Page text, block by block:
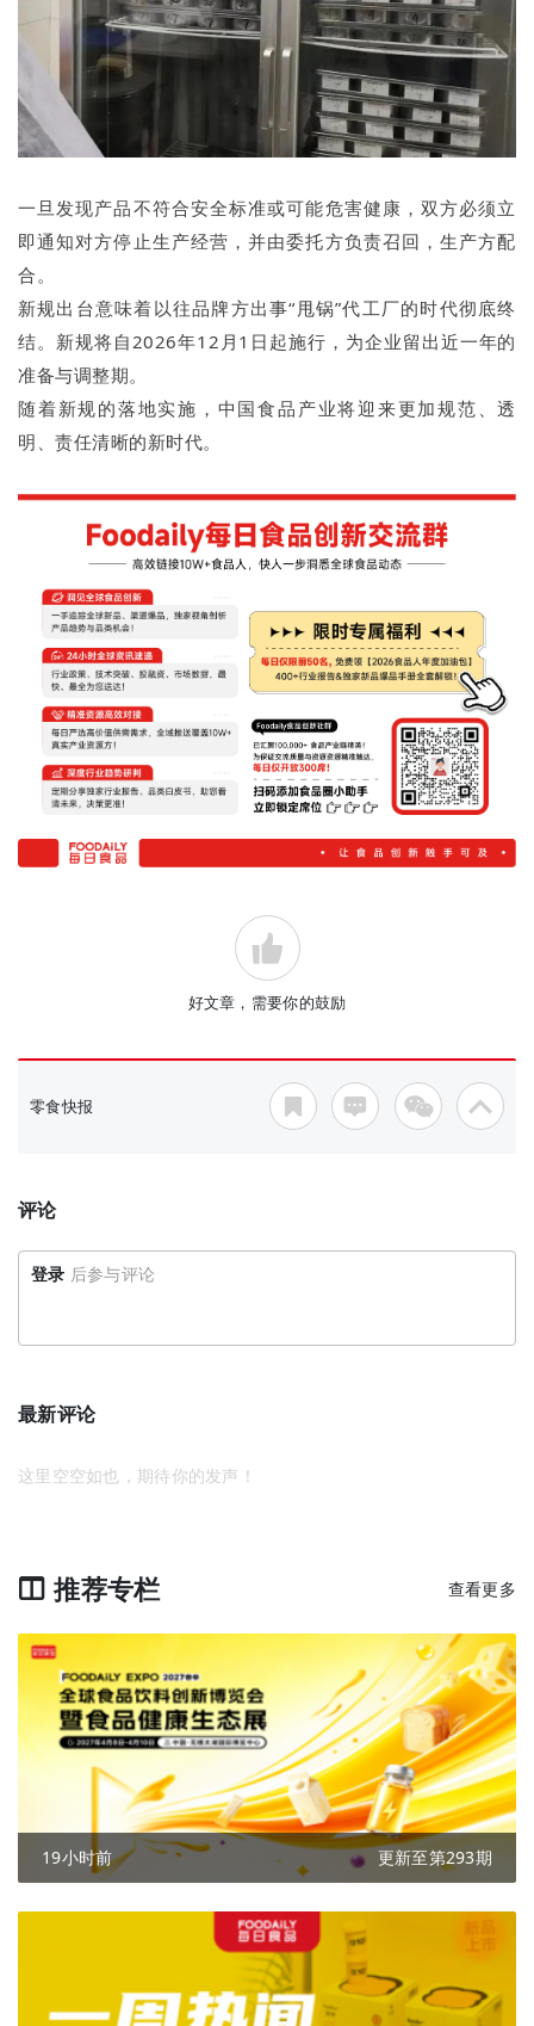
一旦发现产品不符合安全标准或可能危害健康，双方必须立
即通知对方停止生产经营，并由委托方负责召回，生产方配
合。
新规出台意味着以往品牌方出事“甩锅”代工厂的时代彻底终
结。新规将自2026年12月1日起施行，为企业留出近一年的
准备与调整期。
随着新规的落地实施，中国食品产业将迎来更加规范、透
明、责任清晰的新时代。
好文章，需要你的鼓励
零食快报
评论
登录 后参与评论
最新评论
这里空空如也，期待你的发声！
推荐专栏 查看更多
19小时前 更新至第293期